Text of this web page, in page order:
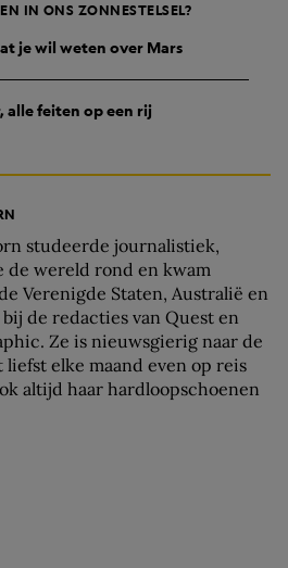
IN ONS ZONNESTELSEL?
je wil weten over Mars
alle feiten op een rij
studeerde journalistiek,
de wereld rond en kwam
Verenigde Staten, Australië en
de redacties van Quest en
Ze is nieuwsgierig naar de
liefst elke maand even op reis
altijd haar hardloopschoenen